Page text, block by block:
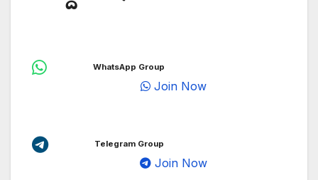
WhatsApp Group
Join Now
Telegram Group
Join Now